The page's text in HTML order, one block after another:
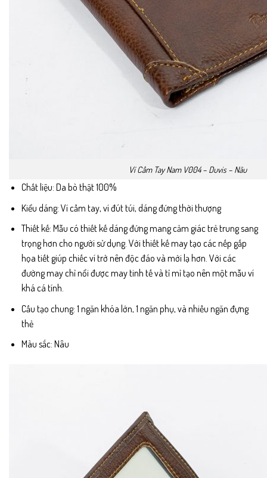
Ví Cầm Tay Nam V004 – Duvis – Nâu
Chất liệu: Da bò thật 100%
Kiểu dáng: Ví cầm tay, ví đút túi, dáng đứng thời thượng
Thiết kế: Mẫu có thiết kế dáng đứng mang cảm giác trẻ trung sang
trọng hơn cho người sử dụng. Với thiết kế may tạo các nếp gấp
họa tiết giúp chiếc ví trở nên độc đáo và mới lạ hơn. Với các
đường may chỉ nổi được may tinh tế và tỉ mỉ tạo nên một mẫu ví
khá cá tính.
Cấu tạo chung: 1 ngăn khóa lớn, 1 ngăn phụ, và nhiều ngăn đựng
thẻ
Màu sắc: Nâu